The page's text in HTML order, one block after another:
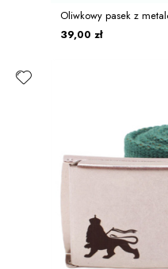
Oliwkowy pasek z
39,00 zł